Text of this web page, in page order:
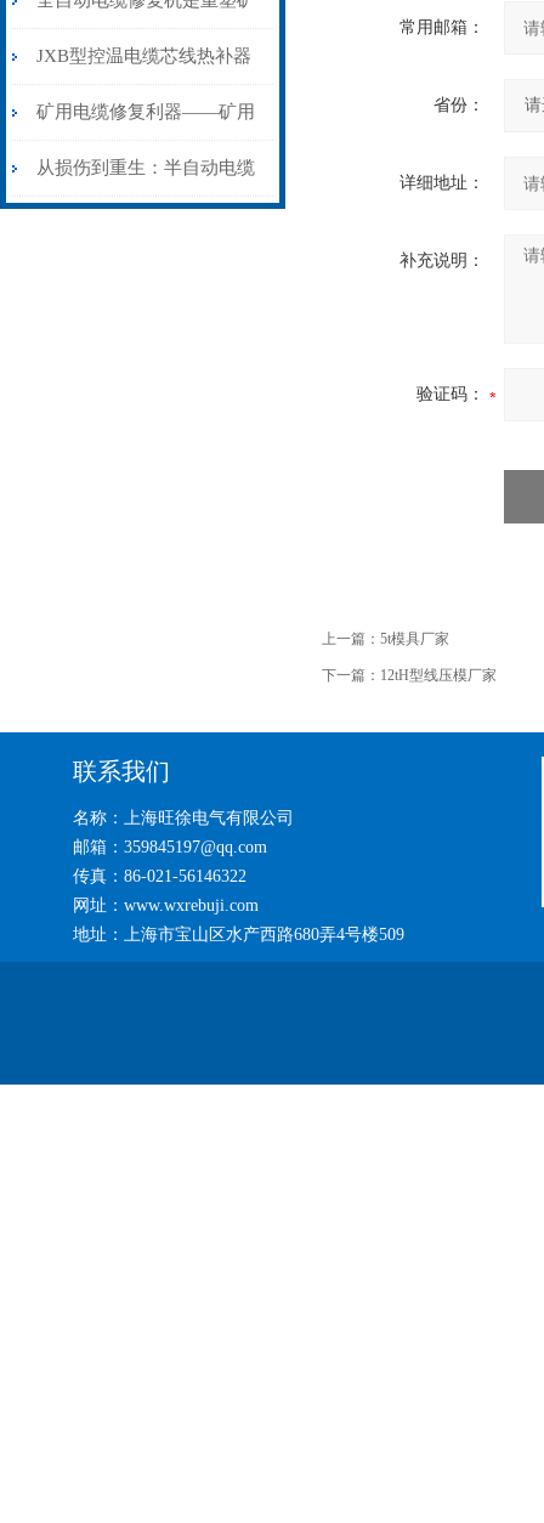
步作业法
山电力动脉的“智能外科医
生”
JXB型控温电缆芯线热补器
安装与接线：精准修复的工
艺基石
矿用电缆修复利器——矿用
电缆热补机智能控温，安全
从损伤到重生：半自动电缆
常用邮箱：
省份：
详细地址：
补充说明：
验证码：
上一篇： 5t模具厂家
下一篇： 12tH型线压模厂家
联系我们
名称：上海旺徐电气有限公司
邮箱：359845197@qq.com
传真：86-021-56146322
网址：www.wxrebuji.com
地址：上海市宝山区水产西路680弄4号楼509